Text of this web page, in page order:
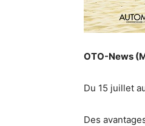
OTO-News
Du 15 juillet
Des